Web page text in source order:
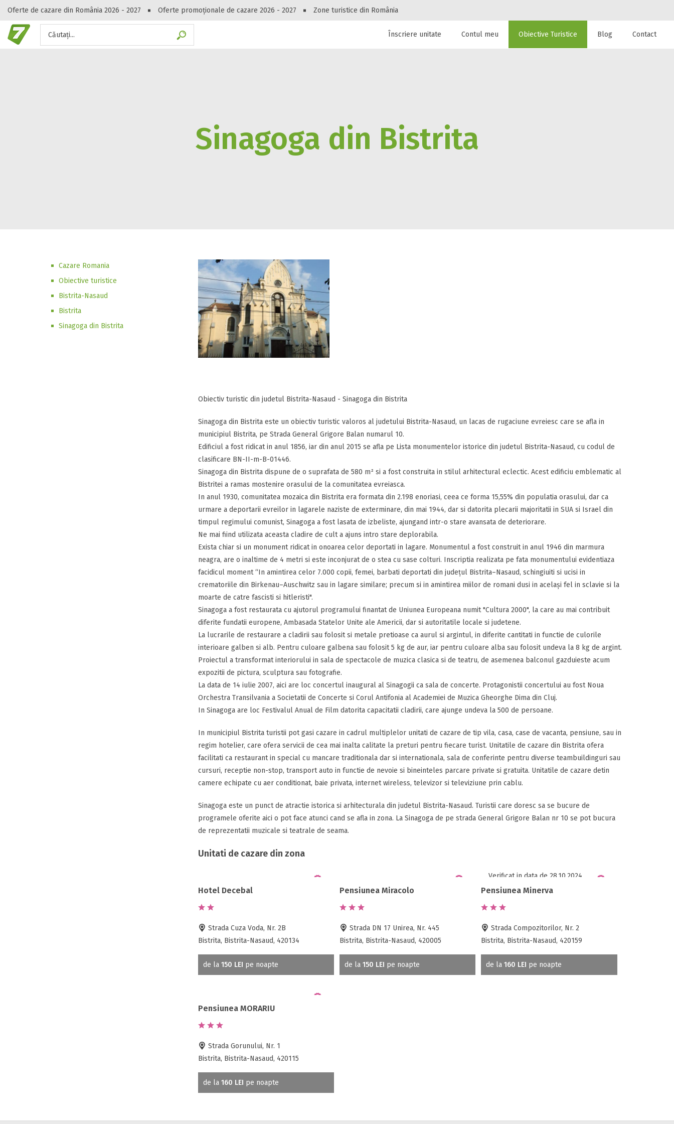
Oferte de cazare din România 2026 - 2027 Oferte promoționale de cazare 2026 - 2027 Zone turistice din România
Căutați...
Peste 10549 oferte de cazare!
Gasești hoteluri, pensiuni, vile, apartamente sau alte unitați de cazare la
Înscriere unitate Contul meu Obiective Turistice Blog Contact
Sinagoga din Bistrita
Cazare Romania
Obiective turistice
Bistrita-Nasaud
Bistrita
Sinagoga din Bistrita
Obiectiv turistic din judetul Bistrita-Nasaud - Sinagoga din Bistrita
Sinagoga din Bistrita este un obiectiv turistic valoros al judetului Bistrita-Nasaud, un lacas de rugaciune evreiesc care se afla in
municipiul Bistrita, pe Strada General Grigore Balan numarul 10.
Edificiul a fost ridicat in anul 1856, iar din anul 2015 se afla pe Lista monumentelor istorice din judetul Bistrita-Nasaud, cu codul de
clasificare BN-II-m-B-01446.
Sinagoga din Bistrita dispune de o suprafata de 580 m² si a fost construita in stilul arhitectural eclectic. Acest edificiu emblematic al
Bistritei a ramas mostenire orasului de la comunitatea evreiasca.
In anul 1930, comunitatea mozaica din Bistrita era formata din 2.198 enoriasi, ceea ce forma 15,55% din populatia orasului, dar ca
urmare a deportarii evreilor in lagarele naziste de exterminare, din mai 1944, dar si datorita plecarii majoritatii in SUA si Israel din
timpul regimului comunist, Sinagoga a fost lasata de izbeliste, ajungand intr-o stare avansata de deteriorare.
Ne mai fiind utilizata aceasta cladire de cult a ajuns intro stare deplorabila.
Exista chiar si un monument ridicat in onoarea celor deportati in lagare. Monumentul a fost construit in anul 1946 din marmura
neagra, are o inaltime de 4 metri si este inconjurat de o stea cu sase colturi. Inscriptia realizata pe fata monumentului evidentiaza
facidicul moment “In amintirea celor 7.000 copii, femei, barbati deportati din judeţul Bistrita–Nasaud, schingiuiti si ucisi in
crematoriile din Birkenau–Auschwitz sau in lagare similare; precum si in amintirea miilor de romani dusi in acelaşi fel in sclavie si la
moarte de catre fascisti si hitleristi".
Sinagoga a fost restaurata cu ajutorul programului finantat de Uniunea Europeana numit "Cultura 2000", la care au mai contribuit
diferite fundatii europene, Ambasada Statelor Unite ale Americii, dar si autoritatile locale si judetene.
La lucrarile de restaurare a cladirii sau folosit si metale pretioase ca aurul si argintul, in diferite cantitati in functie de culorile
interioare galben si alb. Pentru culoare galbena sau folosit 5 kg de aur, iar pentru culoare alba sau folosit undeva la 8 kg de argint.
Proiectul a transformat interiorului in sala de spectacole de muzica clasica si de teatru, de asemenea balconul gazduieste acum
expozitii de pictura, sculptura sau fotografie.
La data de 14 iulie 2007, aici are loc concertul inaugural al Sinagogii ca sala de concerte. Protagonistii concertului au fost Noua
Orchestra Transilvania a Societatii de Concerte si Corul Antifonia al Academiei de Muzica Gheorghe Dima din Cluj.
In Sinagoga are loc Festivalul Anual de Film datorita capacitatii cladirii, care ajunge undeva la 500 de persoane.
In municipiul Bistrita turistii pot gasi cazare in cadrul multiplelor unitati de cazare de tip vila, casa, case de vacanta, pensiune, sau in
regim hotelier, care ofera servicii de cea mai inalta calitate la preturi pentru fiecare turist. Unitatile de cazare din Bistrita ofera
facilitati ca restaurant in special cu mancare traditionala dar si internationala, sala de conferinte pentru diverse teambuildinguri sau
cursuri, receptie non-stop, transport auto in functie de nevoie si bineinteles parcare private si gratuita. Unitatile de cazare detin
camere echipate cu aer conditionat, baie privata, internet wireless, televizor si televiziune prin cablu.
Sinagoga este un punct de atractie istorica si arhitecturala din judetul Bistrita-Nasaud. Turistii care doresc sa se bucure de
programele oferite aici o pot face atunci cand se afla in zona. La Sinagoga de pe strada General Grigore Balan nr 10 se pot bucura
de reprezentatii muzicale si teatrale de seama.
Unitati de cazare din zona
Hotel Decebal
Strada Cuza Voda, Nr. 2B
Bistrita, Bistrita-Nasaud, 420134
de la 150 LEI pe noapte
Pensiunea Miracolo
Strada DN 17 Unirea, Nr. 445
Bistrita, Bistrita-Nasaud, 420005
de la 150 LEI pe noapte
Verificat in data de 28.10.2024
Pensiunea Minerva
Strada Compozitorilor, Nr. 2
Bistrita, Bistrita-Nasaud, 420159
de la160 LEI pe noapte
Pensiunea MORARIU
Strada Gorunului, Nr. 1
Bistrita, Bistrita-Nasaud, 420115
de la 160 LEI pe noapte